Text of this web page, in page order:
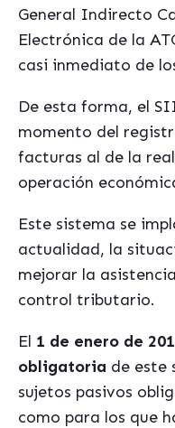
General Indirecto
Electrónica de la
casi inmediato de
De esta forma, el
momento del
facturas al de la
operación
Este sistema se
actualidad, la
mejorar la
control tributario.
El 1 de enero de
obligatoria de este
sujetos pasivos
como para los que